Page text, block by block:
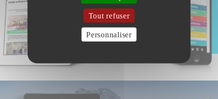
Tout refuser
Personnaliser